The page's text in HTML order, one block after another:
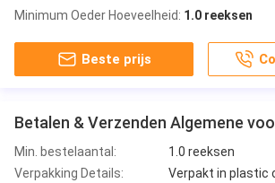
Minimum Oeder Hoeveelheid: 1.0 reeksen
Beste prijs
Betalen & Verzenden Algemene
Min. bestelaantal:
1.0 reeksen
Verpakking Details:
Verpakt in plastic